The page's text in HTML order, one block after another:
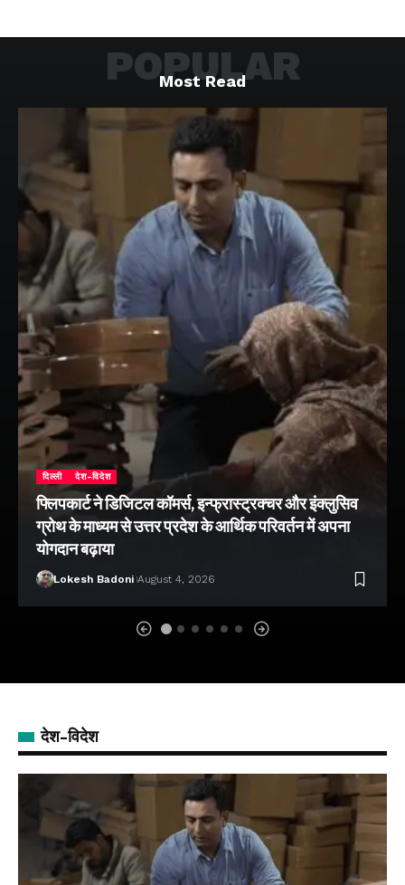
Most Read
POPULAR
दिल्ली देश-विदेश
फ्लिपकार्ट ने डिजिटल कॉमर्स, इन्फ्रास्ट्रक्चर और इंक्लुसिव
ग्रोथ के माध्यम से उत्तर प्रदेश के आर्थिक परिवर्तन में अपना
योगदान बढ़ाया
Lokesh Badoni August 4, 2026
देश-विदेश